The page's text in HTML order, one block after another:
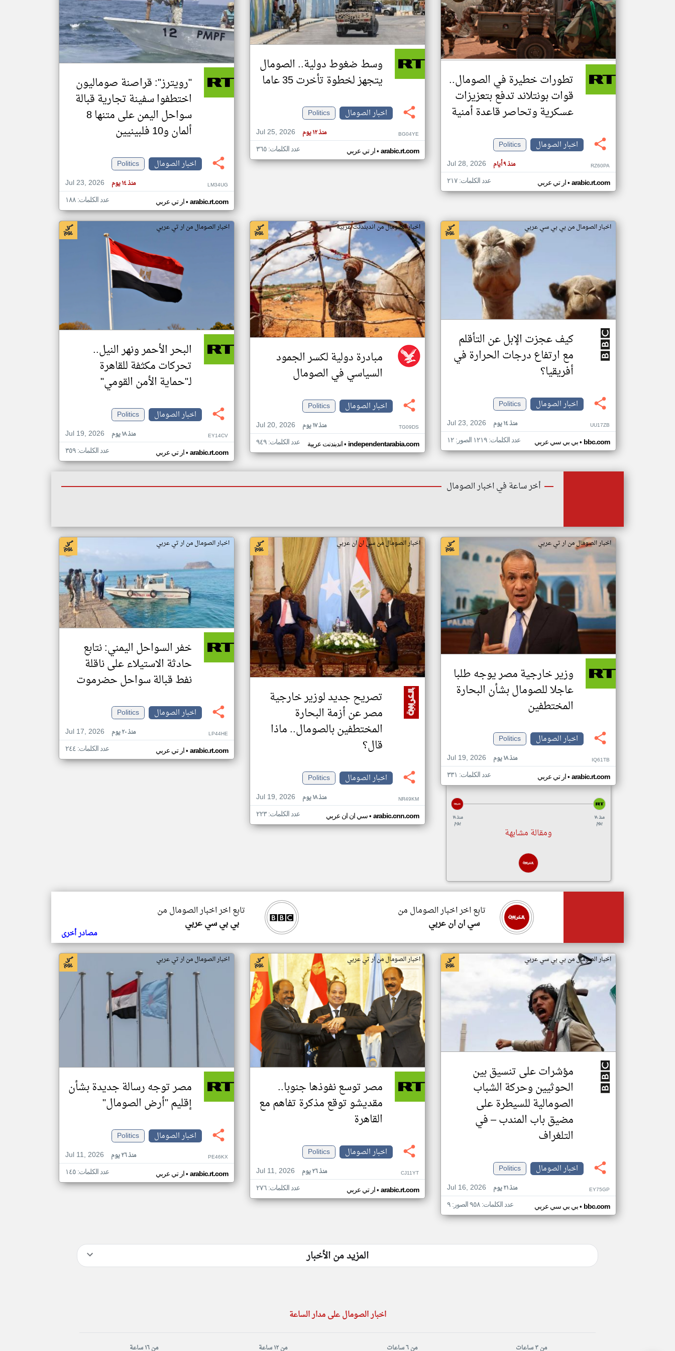
تغيير الدولة
مصادر الأخبار من الصومال
اخبار الصومال على مدار الساعة
أهم اخبار الصومال العاجلة والمباشرة
تطورات خطيرة في الصومال..
قوات بونتلاند تدفع بتعزيزات
عسكرية وتحاصر قاعدة أمنية
اخبار الصومال
Politics
Jul 28, 2026
منذ ٩ أيام RZ60PA
ار تي عربي• arabic.rt.com عدد الكلمات: ٢١٧
وسط ضغوط دولية.. الصومال
يتجهز لخطوة تأخرت 35 عاما
اخبار الصومال
Politics
Jul 25, 2026
منذ ١٢ يوم BG04YE
ار تي عربي• arabic.rt.com عدد الكلمات: ٣٦٥
"رويترز": قراصنة صوماليون
اختطفوا سفينة تجارية قبالة
سواحل اليمن على متنها 8
ألمان و10 فلبينيين
اخبار الصومال
Politics
Jul 23, 2026
منذ ١٤ يوم LM34UG
ار تي عربي• arabic.rt.com عدد الكلمات: ١٨٨
اخبار الصومال من بي بي سي عربي
كيف عجزت الإبل عن التأقلم
مع ارتفاع درجات الحرارة في
أفريقيا؟
اخبار الصومال
Politics
Jul 23, 2026
منذ ١٤ يوم UU17ZB
بي بي سي عربي• bbc.com عدد الكلمات: ١٢١٩ الصور: ١٢
اخبار الصومال من اندبندنت عربية
مبادرة دولية لكسر الجمود
السياسي في الصومال
اخبار الصومال
Politics
Jul 20, 2026
منذ ١٧ يوم TG09DS
اندبندنت عربية• independentarabia.com عدد الكلمات: ٩٤٩
اخبار الصومال من ار تي عربي
البحر الأحمر ونهر النيل..
تحركات مكثفة للقاهرة
لـ"حماية الأمن القومي"
اخبار الصومال
Politics
Jul 19, 2026
منذ ١٨ يوم EY14CV
ار تي عربي• arabic.rt.com عدد الكلمات: ٣٥٩
أخر ساعة في اخبار الصومال
اخبار الصومال من ار تي عربي
وزير خارجية مصر يوجه طلبا
عاجلا للصومال بشأن البحارة
المختطفين
اخبار الصومال
Politics
Jul 19, 2026
منذ ١٨ يوم IQ61TB
ار تي عربي• arabic.rt.com عدد الكلمات: ٣٣١
منذ ١٨
يوم
منذ ١٨
يوم
ومقالة مشابهة
اخبار الصومال من سي ان ان عربي
تصريح جديد لوزير خارجية
مصر عن أزمة البحارة
المختطفين بالصومال.. ماذا
قال؟
اخبار الصومال
Politics
Jul 19, 2026
منذ ١٨ يوم NR49KM
سي ان ان عربي• arabic.cnn.com عدد الكلمات: ٢٢٣
اخبار الصومال من ار تي عربي
خفر السواحل اليمني: نتابع
حادثة الاستيلاء على ناقلة
نفط قبالة سواحل حضرموت
اخبار الصومال
Politics
Jul 17, 2026
منذ ٢٠ يوم LP44HE
ار تي عربي• arabic.rt.com عدد الكلمات: ٢٤٤
تابع اخر اخبار الصومال من
بي بي سي عربي
تابع اخر اخبار الصومال من
سي ان ان عربي
مصادر أخرى
اخبار الصومال من بي بي سي عربي
مؤشرات على تنسيق بين
الحوثيين وحركة الشباب
الصومالية للسيطرة على
مضيق باب المندب – في
التلغراف
اخبار الصومال
Politics
Jul 16, 2026
منذ ٢١ يوم EY75GP
بي بي سي عربي• bbc.com عدد الكلمات: ٩٥٨ الصور: ٩
اخبار الصومال من ار تي عربي
مصر توسع نفوذها جنوبا..
مقديشو توقع مذكرة تفاهم مع
القاهرة
اخبار الصومال
Politics
Jul 11, 2026
منذ ٢٦ يوم CJ11YT
ار تي عربي• arabic.rt.com عدد الكلمات: ٢٧٦
اخبار الصومال من ار تي عربي
مصر توجه رسالة جديدة بشأن
إقليم "أرض الصومال"
اخبار الصومال
Politics
Jul 11, 2026
منذ ٢٦ يوم PE46KX
ار تي عربي• arabic.rt.com عدد الكلمات: ١٤٥
المزيد من الأخبار
اخبار الصومال على مدار الساعة
من ٣ ساعات من ٦ ساعات من ١٢ ساعة من ١٦ ساعة
klyoum.com